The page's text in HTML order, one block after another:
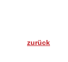
zurück